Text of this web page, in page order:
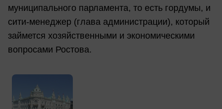
муниципального парламента, то есть гордумы, и
сити-менеджер (глава администрации), который
займется хозяйственными и экономическими
вопросами Ростова.